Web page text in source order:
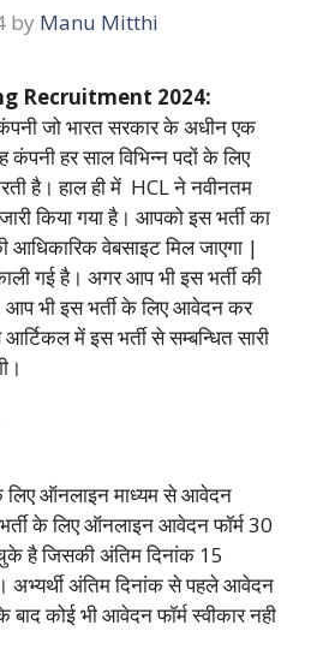
by Manu Mitthi
Recruitment 2024:
जो भारत सरकार के अधीन एक
हर साल विभिन्न पदों के लिए
है। हाल ही में HCL ने नवीनतम
किया गया है। आपको इस भर्ती का
वेबसाइट मिल जाएगा |
गई है। अगर आप भी इस भर्ती की
आप भी इस भर्ती के लिए आवेदन कर
में इस भर्ती से सम्बन्धित सारी
ऑनलाइन माध्यम से आवेदन
के लिए ऑनलाइन आवेदन फॉर्म 30
है जिसकी अंतिम दिनांक 15
अभ्यर्थी अंतिम दिनांक से पहले आवेदन
बाद कोई भी आवेदन फॉर्म स्वीकार नही